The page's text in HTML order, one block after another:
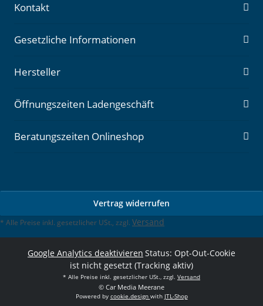
Kontakt
Gesetzliche Informationen
Hersteller
Öffnungszeiten Ladengeschäft
Beratungszeiten Onlineshop
Vertrag widerrufen
* Alle Preise inkl. gesetzlicher USt., zzgl. Versand
Google Analytics deaktivieren Status: Opt-Out-Cookie
ist nicht gesetzt (Tracking aktiv)
* Alle Preise inkl. gesetzlicher USt., zzgl. Versand
© Car Media Meerane
Powered by cookie.design with JTL-Shop